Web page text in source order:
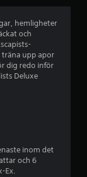
b
t
å
hemligheter
och
upp apor
dig redo inför
Deluxe
inom det
och 6
Ex.